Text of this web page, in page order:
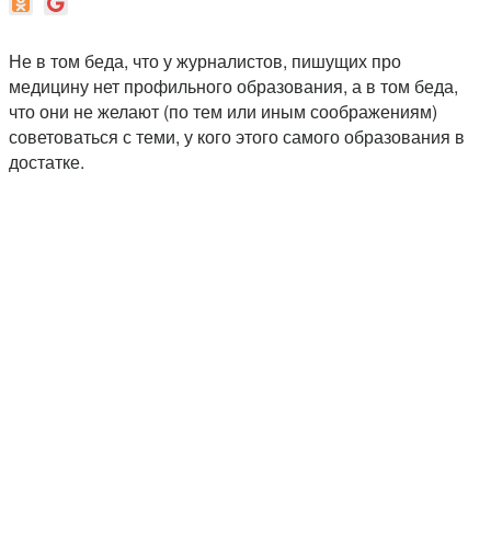
Не в том беда, что у журналистов, пишущих про
медицину нет профильного образования, а в том беда,
что они не желают (по тем или иным соображениям)
советоваться с теми, у кого этого самого образования в
достатке.